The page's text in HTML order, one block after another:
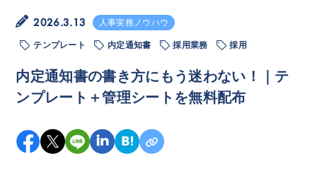
2026.3.13 人事実務ノウハウ
テンプレート 内定通知書 採用業務 採用
内定通知書の書き方にもう迷わない！｜テ
ンプレート＋管理シートを無料配布